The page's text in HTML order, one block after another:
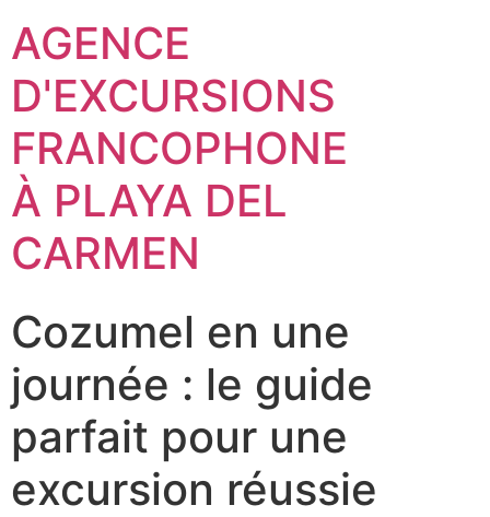
AGENCE
D'EXCURSIONS
FRANCOPHONE
À PLAYA DEL
CARMEN
Cozumel en une
journée : le guide
parfait pour une
excursion réussie